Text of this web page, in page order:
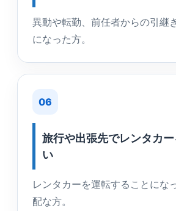
異動や転勤、前任者からの引継
になった方。
06
旅行や出張先でレンタカ
い
レンタカーを運転することにな
配な方。